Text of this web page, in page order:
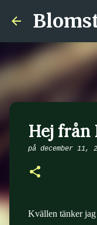
Hej från
på december 11,
Kvällen tänker jag